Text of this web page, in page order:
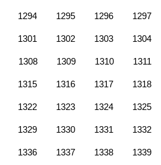
1294 1295 1296 1297
1301 1302 1303 1304
1308 1309 1310 1311
1315 1316 1317 1318
1322 1323 1324 1325
1329 1330 1331 1332
1336 1337 1338 1339